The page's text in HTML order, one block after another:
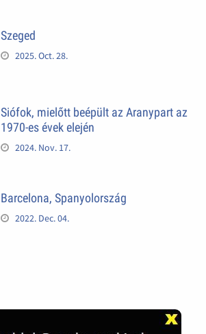
Szeged
2025. Oct. 28.
Siófok, mielőtt beépült az Aranypart az
1970-es évek elején
2024. Nov. 17.
Barcelona, Spanyolország
2022. Dec. 04.